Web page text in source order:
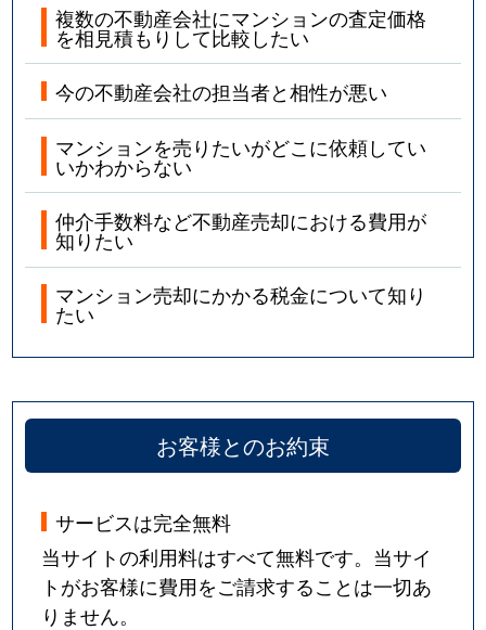
複数の不動産会社にマンションの査定価格
を相見積もりして比較したい
今の不動産会社の担当者と相性が悪い
マンションを売りたいがどこに依頼してい
いかわからない
仲介手数料など不動産売却における費用が
知りたい
マンション売却にかかる税金について知り
たい
お客様とのお約束
サービスは完全無料
当サイトの利用料はすべて無料です。当サイ
トがお客様に費用をご請求することは一切あ
りません。